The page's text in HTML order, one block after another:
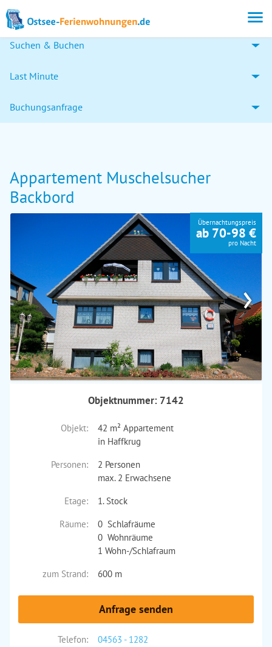
Suchen & Buchen
Last Minute
Buchungsanfrage
Appartement Muschelsucher
Backbord
›
Übernachtungspreis
ab 70-98 €
pro Nacht
Objektnummer: 7142
Objekt:
42 m² Appartement
in Haffkrug
Personen:
2 Personen
max. 2 Erwachsene
Etage:
1. Stock
Räume:
0 Schlafräume
0 Wohnräume
1 Wohn-/Schlafraum
zum Strand:
600 m
Anfrage senden
Telefon: 04563 - 1282